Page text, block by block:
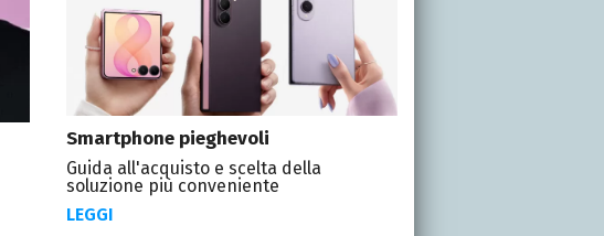
Smartphone pieghevoli
Guida all'acquisto e scelta della
soluzione più conveniente
LEGGI